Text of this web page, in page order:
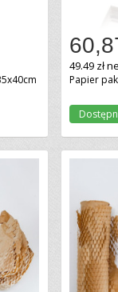
49.49 zł
Papier